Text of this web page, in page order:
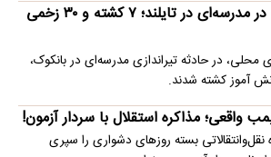
جزئیات تیراندازی در مدرسه‌ای در تایلند؛ ۷ کشته و ۳۰ زخمی
در حادثه تیراندازی مدرسه‌ای در بانکوک،
آموز کشته شدند.
واقعی؛ مذاکره استقلال با سردار آزمون!
نقل‌وانتقالاتی بسته روزهای دشواری را سپری